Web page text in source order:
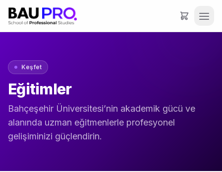
Keşfet
Eğitimler
Bahçeşehir Üniversitesi’nin akademik gücü ve
alanında uzman eğitmenlerle profesyonel
gelişiminizi güçlendirin.